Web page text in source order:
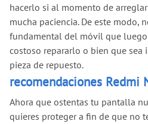
hacerlo si al momento de
mucha paciencia. De este modo,
fundamental del móvil que
costoso repararlo o bien que
pieza de repuesto.
recomendaciones Redmi
Ahora que ostentas tu pantalla
quieres proteger a fin de que no